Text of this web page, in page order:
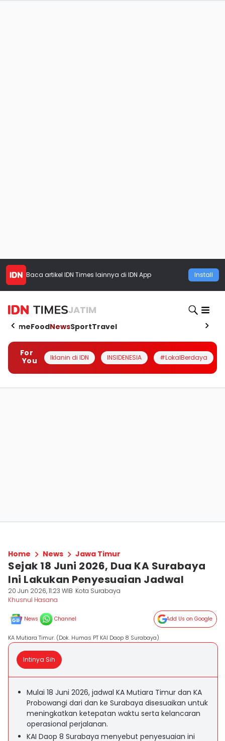
Baca artikel IDN Times lainnya di IDN App Install
JATIM
HomeFoodNewsSportTravel
For
You
Iklanin di IDN INSIDENESIA #LokalBerdaya
Home News Jawa Timur
Sejak 18 Juni 2026, Dua KA Surabaya
Ini Lakukan Penyesuaian Jadwal
20 Jun 2026, 11:23 WIB Kota Surabaya
Khusnul Hasana
News Channel Add Us on Google
KA Mutiara Timur. (Dok. Humas PT KAI Daop 8 Surabaya)
Intinya Sih
Mulai 18 Juni 2026, jadwal KA Mutiara Timur dan KA
Probowangi dari dan ke Surabaya disesuaikan untuk
meningkatkan ketepatan waktu serta kelancaran
operasional perjalanan.
KAI Daop 8 Surabaya menyebut penyesuaian ini